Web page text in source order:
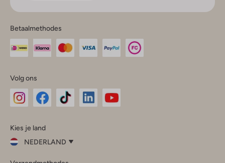
Betaalmethodes
Volg ons
InstagramFacebook
Kies je land
NEDERLAND